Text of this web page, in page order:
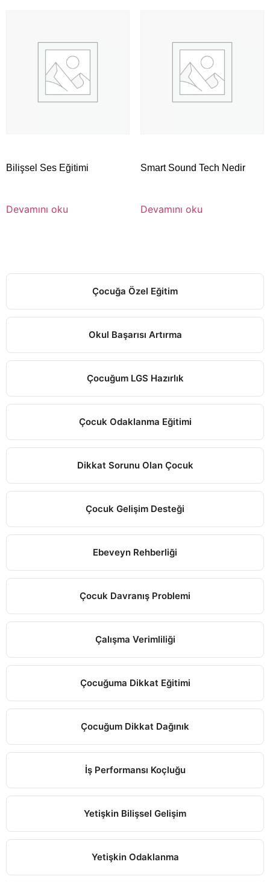
Bilişsel Ses Eğitimi
Devamını oku
Smart Sound Tech Nedir
Devamını oku
Çocuğa Özel Eğitim
Okul Başarısı Artırma
Çocuğum LGS Hazırlık
Çocuk Odaklanma Eğitimi
Dikkat Sorunu Olan Çocuk
Çocuk Gelişim Desteği
Ebeveyn Rehberliği
Çocuk Davranış Problemi
Çalışma Verimliliği
Çocuğuma Dikkat Eğitimi
Çocuğum Dikkat Dağınık
İş Performansı Koçluğu
Yetişkin Bilişsel Gelişim
Yetişkin Odaklanma